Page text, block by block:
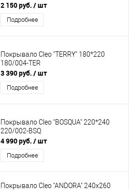
2 150 руб. / шт
Подробнее
Покрывало Cleo "TERRY" 180*220
180/004-TER
3 390 руб. / шт
Подробнее
Покрывало Cleo "BOSQUA" 220*240
220/002-BSQ
4 990 руб. / шт
Подробнее
Покрывало Cleo "ANDORA" 240х260